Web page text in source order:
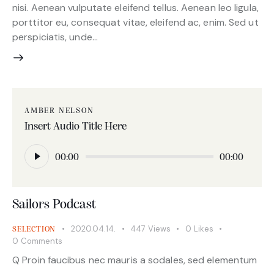
nisi. Aenean vulputate eleifend tellus. Aenean leo ligula,
porttitor eu, consequat vitae, eleifend ac, enim. Sed ut
perspiciatis, unde…
AMBER NELSON
Insert Audio Title Here
Audió
lejátszó00:00 00:00
Sailors Podcast
SELECTION 2020.04.14. 447 Views 0 Likes
0 Comments
Q Proin faucibus nec mauris a sodales, sed elementum